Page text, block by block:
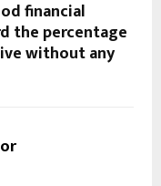
financial
the percentage
without any